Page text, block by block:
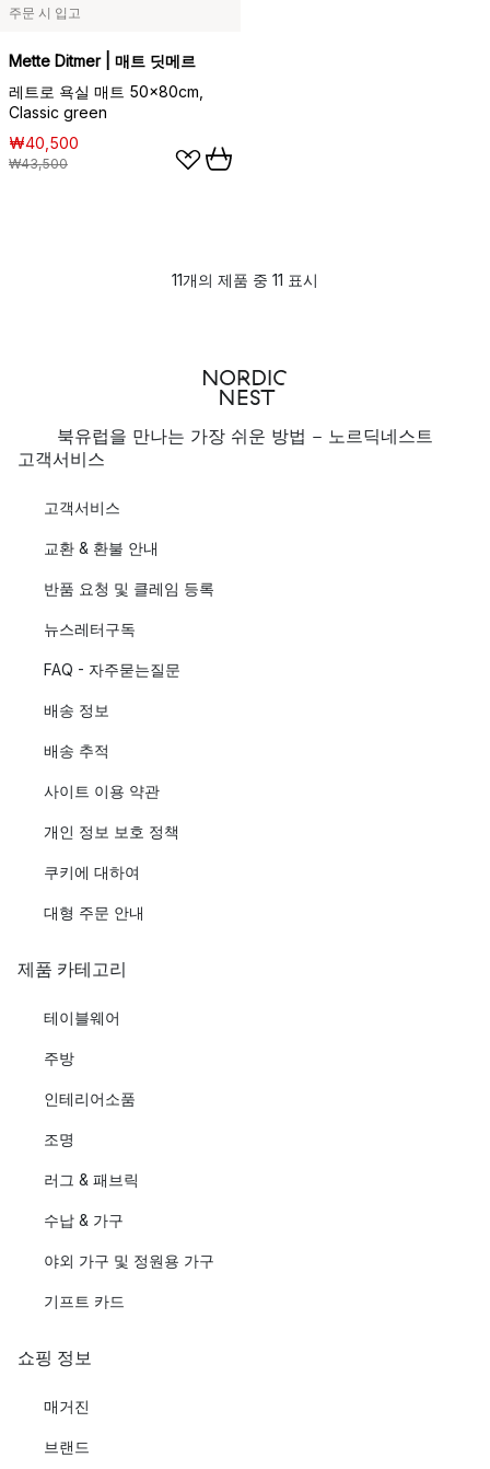
주문 시 입고
Mette Ditmer | 매트 딧메르
레트로 욕실 매트 50x80cm,
Classic green
₩40,500
₩43,500
11개의 제품 중 11 표시
북유럽을 만나는 가장 쉬운 방법 - 노르딕네스트
고객서비스
고객서비스
교환 & 환불 안내
반품 요청 및 클레임 등록
뉴스레터구독
FAQ - 자주묻는질문
배송 정보
배송 추적
사이트 이용 약관
개인 정보 보호 정책
쿠키에 대하여
대형 주문 안내
제품 카테고리
테이블웨어
주방
인테리어소품
조명
러그 & 패브릭
수납 & 가구
야외 가구 및 정원용 가구
기프트 카드
쇼핑 정보
매거진
브랜드